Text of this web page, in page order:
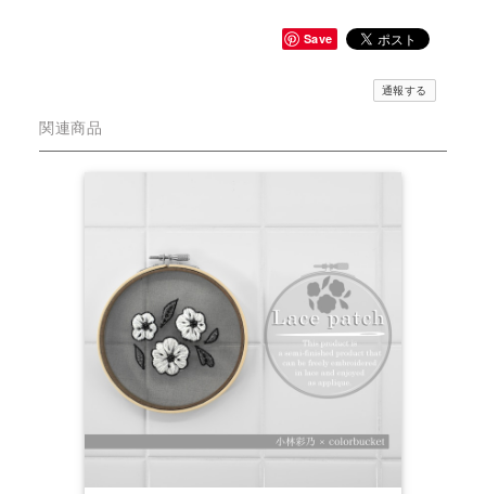
Save
通報する
関連商品